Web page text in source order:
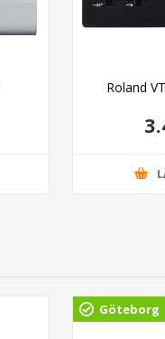
Roland
Göteborg